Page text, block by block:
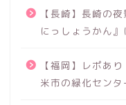
【長崎】長崎の
にっしょうかん』
【福岡】レポあ
米市の緑化セン